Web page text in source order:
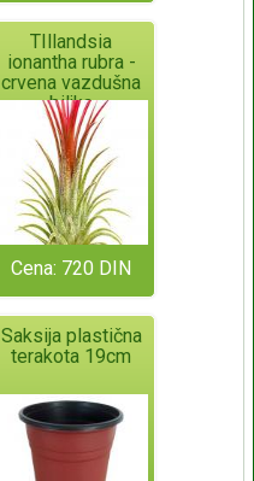
TIllandsia
ionantha rubra -
crvena vazdušna
biljka
Cena: 720 DIN
Saksija plastična
terakota 19cm